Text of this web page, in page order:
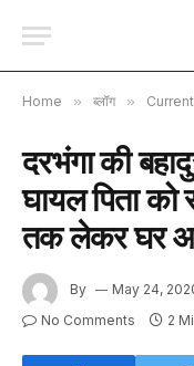
Home » ब्लॉग »
दरभंगा की
घायल पिता
तक लेकर घर
By May 24,
No Comments 2